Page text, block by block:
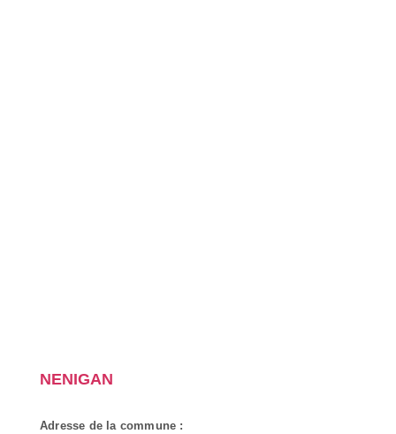
NENIGAN
Adresse de la commune :